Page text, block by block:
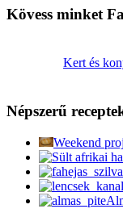
Kövess minket
Kert és
Népszerű
Weekend